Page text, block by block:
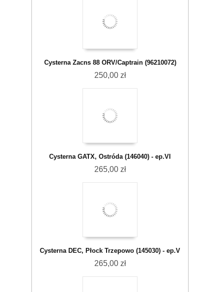
Cysterna Zacns 88 ORV/Captrain (96210072)
250,00 zł
Cysterna GATX, Ostróda (146040) - ep.VI
265,00 zł
Cysterna DEC, Płock Trzepowo (145030) - ep.V
265,00 zł